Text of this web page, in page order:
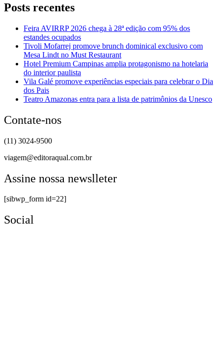
Posts recentes
Feira AVIRRP 2026 chega à 28ª edição com 95% dos
estandes ocupados
Tivoli Mofarrej promove brunch dominical exclusivo com
Mesa Lindt no Must Restaurant
Hotel Premium Campinas amplia protagonismo na hotelaria
do interior paulista
Vila Galé promove experiências especiais para celebrar o Dia
dos Pais
Teatro Amazonas entra para a lista de patrimônios da Unesco
Contate-nos
(11) 3024-9500
viagem@editoraqual.com.br
Assine nossa newslleter
[sibwp_form id=22]
Social